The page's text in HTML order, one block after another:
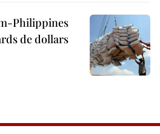
Philippines
de dollars